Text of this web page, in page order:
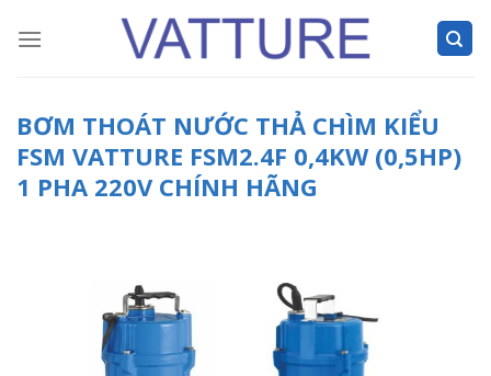
BƠM THOÁT NƯỚC THẢ CHÌM KIỂU
FSM VATTURE FSM2.4F 0,4KW (0,5HP)
1 PHA 220V CHÍNH HÃNG